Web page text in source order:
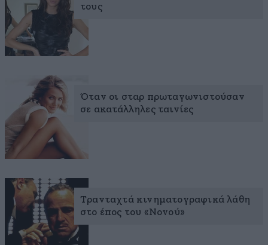
τους
Όταν οι σταρ πρωταγωνιστούσαν
σε ακατάλληλες ταινίες
Τρανταχτά κινηματογραφικά λάθη
στο έπος του «Νονού»